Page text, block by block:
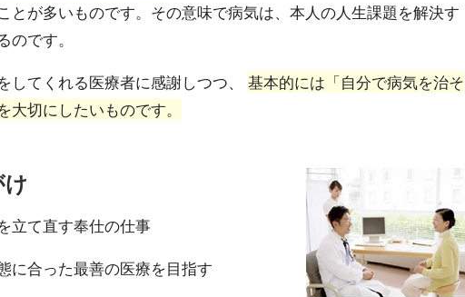
とが多いものです。その意味で病気は、本人の人生課題を解決す
のです。
してくれる医療者に感謝しつつ、 基本的には「自分で病気を治そ
大切にしたいものです。
立て直す奉仕の仕事
に合った最善の医療を目指す